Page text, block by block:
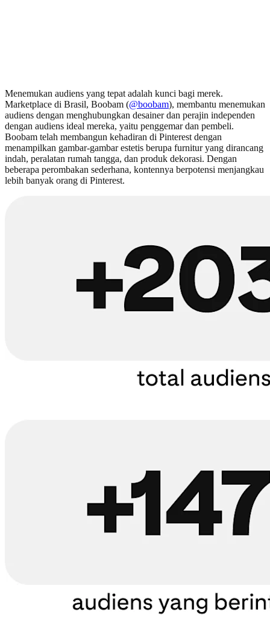
Menemukan audiens yang tepat adalah kunci bagi merek.
Marketplace di Brasil, Boobam (@boobam), membantu menemukan
audiens dengan menghubungkan desainer dan perajin independen
dengan audiens ideal mereka, yaitu penggemar dan pembeli.
Boobam telah membangun kehadiran di Pinterest dengan
menampilkan gambar-gambar estetis berupa furnitur yang dirancang
indah, peralatan rumah tangga, dan produk dekorasi. Dengan
beberapa perombakan sederhana, kontennya berpotensi menjangkau
lebih banyak orang di Pinterest.